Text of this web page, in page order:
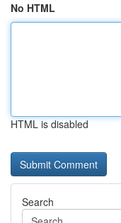
No HTML
HTML is disabled
Search